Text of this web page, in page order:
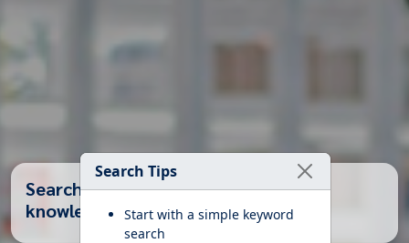
Search Books, Articles, and Health
knowledge...
Search Tips
Start with a simple keyword
search